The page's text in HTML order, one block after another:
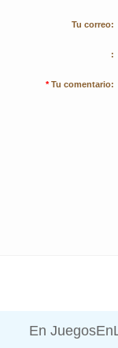
Tu correo:
:
* Tu comentario:
En